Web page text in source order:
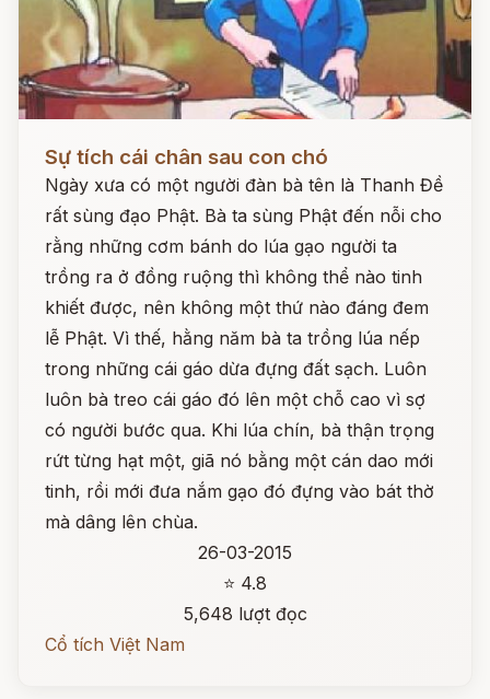
Sự tích cái chân sau con chó
Ngày xưa có một người đàn bà tên là Thanh Đề
rất sùng đạo Phật. Bà ta sùng Phật đến nỗi cho
rằng những cơm bánh do lúa gạo người ta
trồng ra ở đồng ruộng thì không thể nào tinh
khiết được, nên không một thứ nào đáng đem
lễ Phật. Vì thế, hằng năm bà ta trồng lúa nếp
trong những cái gáo dừa đựng đất sạch. Luôn
luôn bà treo cái gáo đó lên một chỗ cao vì sợ
có người bước qua. Khi lúa chín, bà thận trọng
rứt từng hạt một, giã nó bằng một cán dao mới
tinh, rồi mới đưa nắm gạo đó đựng vào bát thờ
mà dâng lên chùa.
26-03-2015
⭐ 4.8
5,648 lượt đọc
Cổ tích Việt Nam